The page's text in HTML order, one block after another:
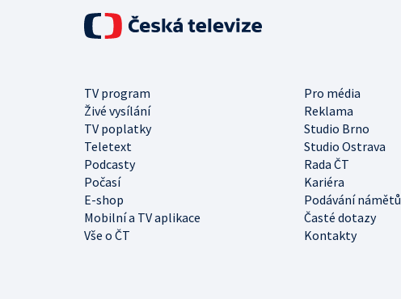
TV program
Pro média
Živé vysílání
Reklama
TV poplatky
Studio Brno
Teletext
Studio Ostrava
Podcasty
Rada ČT
Počasí
Kariéra
E-shop
Podávání námětů
Mobilní a TV aplikace
Časté dotazy
Vše o ČT
Kontakty